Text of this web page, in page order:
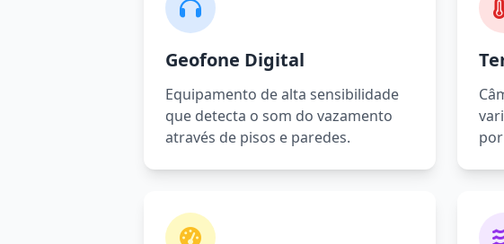
Geofone Digital
Equipamento de alta sensibilidade
que detecta o som do vazamento
através de pisos e paredes.